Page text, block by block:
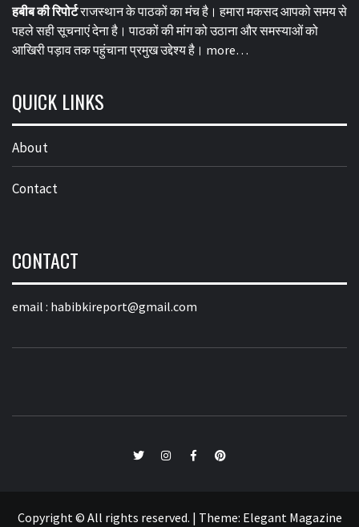
हबीब की रिपोर्टराजस्थान के पाठकों का मंच है। हमारा मकसद आपको समय से
पहले सही सूचनाएं देना है। पाठकों की मांग को उठाना और समस्याओं को
आखिरी पड़ाव तक पहुंचाना प्रमुख उद्देश्य है। more…
QUICK LINKS
About
Contact
CONTACT
email : habibkireport@gmail.com
twitterInstagramFacebookPinterest
Copyright © All rights reserved. | Theme: Elegant Magazine